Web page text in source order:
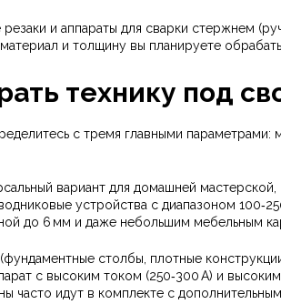
резаки и аппараты для сварки стержнем
и толщину вы планируете
технику под
с тремя главными параметрами:
вариант для домашней мастерской,
устройства с диапазоном
до 6 мм и даже небольшим мебельным
столбы, плотные
с высоким током (250‑300 А) и
часто идут в комплекте с